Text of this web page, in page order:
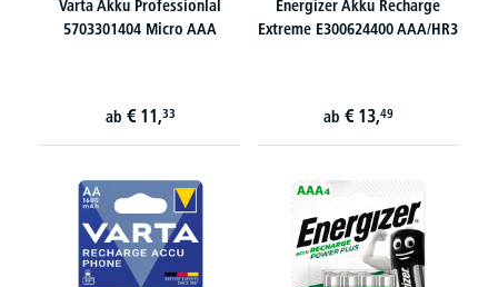
Varta Akku Professionlal
5703301404 Micro AAA
ab € 11,33
Energizer Akku Recharge
Extreme E300624400 AAA/HR3
ab € 13,49